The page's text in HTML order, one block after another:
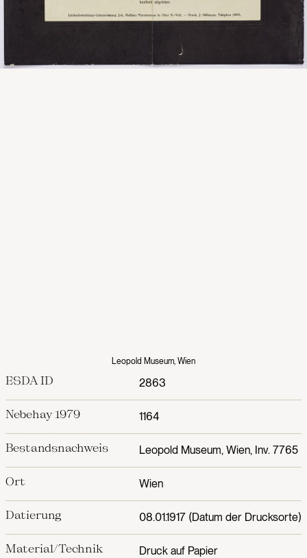
Leopold Museum, Wien
ESDA ID 2863
Nebehay 1979 1164
Bestandsnachweis Leopold Museum, Wien, Inv. 7765
Ort Wien
Datierung 08.01.1917 (Datum der Drucksorte)
Material/Technik Druck auf Papier